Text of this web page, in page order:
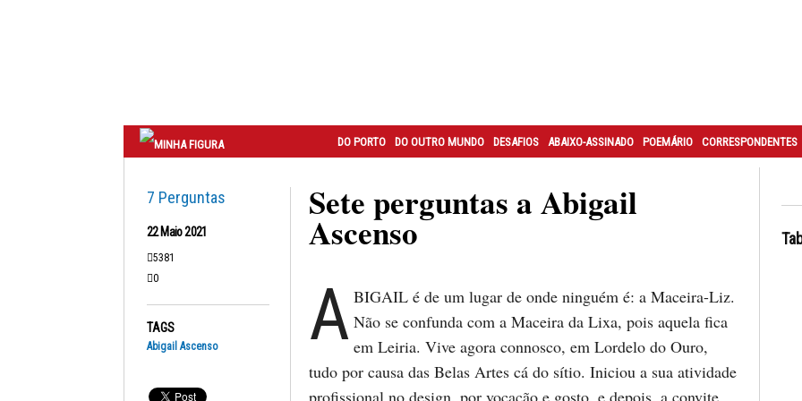
DO PORTO DO OUTRO MUNDO DESAFIOS ABAIXO-ASSINADO POEMÁRIO CORRESPONDENTES
7 Perguntas
22 Maio 2021
5381
0
TAGS
Abigail Ascenso
Sete perguntas a Abigail
Ascenso
A BIGAIL é de um lugar de onde ninguém é: a Maceira-Liz.
Não se confunda com a Maceira da Lixa, pois aquela fica
em Leiria. Vive agora connosco, em Lordelo do Ouro,
tudo por causa das Belas Artes cá do sítio. Iniciou a sua atividade
profissional no design, por vocação e gosto, e depois, a convite